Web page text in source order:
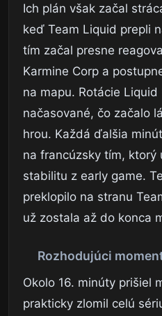
Ich plán však začal
keď Team Liquid prepli
tím začal presne
Karmine Corp a
na mapu. Rotácie
načasované, čo začalo
hrou. Každá ďalšia
na francúzsky tím, ktorý
stabilitu z early game.
preklopilo na stranu
už zostala až do konca
Rozhodujúci
Okolo 16. minúty prišiel
prakticky zlomil celú